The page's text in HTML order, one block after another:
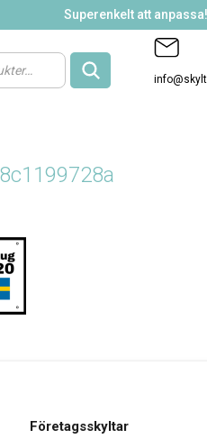
Superenkelt att anpassa!
Företagsskyltar